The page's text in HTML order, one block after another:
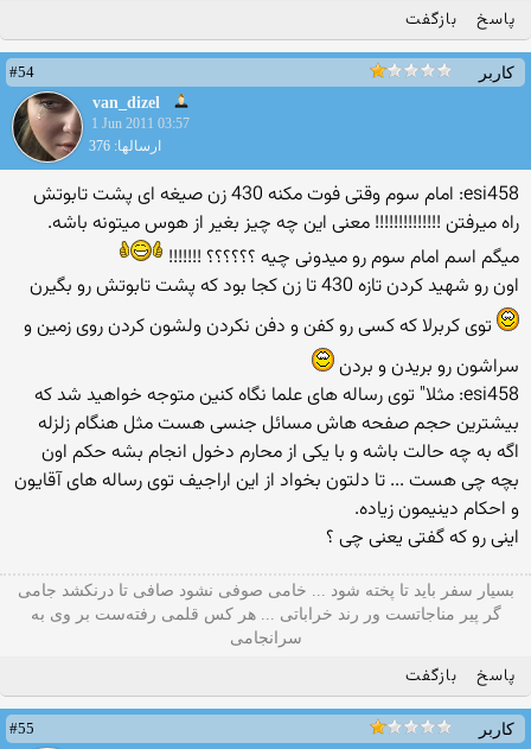
پاسخ بازگفت
کاربر
#54
van_dizel
1 Jun 2011 03:57
ارسالها: 376
esi458: امام سوم وقتی فوت مکنه 430 زن صیغه ای پشت تابوتش
راه میرفتن !!!!!!!!!!!!!! معنی این چه چیز بغیر از هوس میتونه باشه.
میگم اسم امام سوم رو میدونی چیه ؟؟؟؟؟؟ !!!!!!!
اون رو شهید كردن تازه 430 تا زن كجا بود كه پشت تابوتش رو بگیرن
توی كربرلا كه كسی رو كفن و دفن نكردن ولشون كردن روی زمین و
سراشون رو بریدن و بردن
esi458: مثلا" توی رساله های علما نگاه کنین متوجه خواهید شد که
بیشترین حجم صفحه هاش مسائل جنسی هست مثل هنگام زلزله
اگه به چه حالت باشه و با یکی از محارم دخول انجام بشه حکم اون
بچه چی هست ... تا دلتون بخواد از این اراجیف توی رساله های آقایون
و احکام دینیمون زیاده.
اینی رو كه گفتی یعنی چی ؟
بسیار سفر باید تا پخته شود ... خامی صوفی نشود صافی تا درنکشد جامی
گر پیر مناجاتست ور رند خراباتی ... هر کس قلمی رفته‌ست بر وی به
سرانجامی
پاسخ بازگفت
کاربر
#55